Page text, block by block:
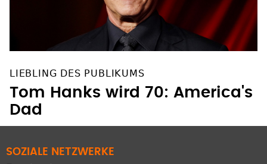
Tom Hanks wird 70: America's
Dad
Facebook